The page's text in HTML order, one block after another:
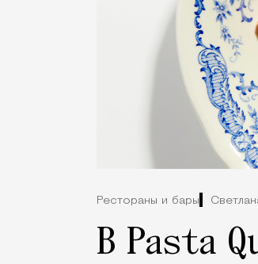
Рестораны и бары
В Pasta